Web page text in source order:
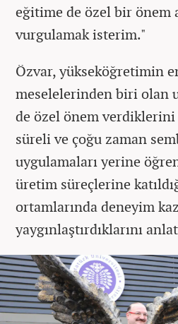
eğitime de özel bir
vurgulamak isterim."
Özvar, yükseköğretimin
meselelerinden biri olan
de özel önem verdiklerini
süreli ve çoğu zaman
uygulamaları yerine
üretim süreçlerine
ortamlarında deneyim
yaygınlaştırdıklarını